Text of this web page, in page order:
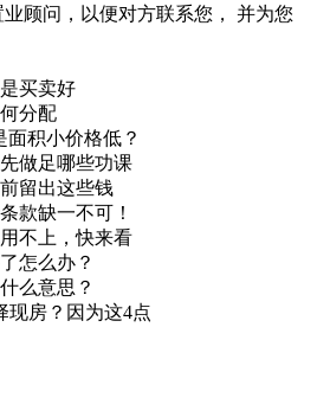
顾问，以便对方联系您， 并为您
买卖好
分配
面积小价格低？
做足哪些功课
留出这些钱
款缺一不可！
不上，快来看
怎么办？
么意思？
现房？因为这4点